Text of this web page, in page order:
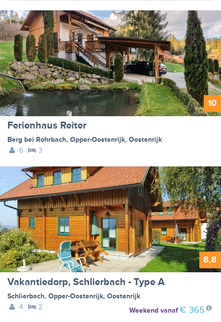
10
Ferienhaus Reiter
Berg bei Rohrbach, Opper-Oostenrijk, Oostenrijk
6
3
8,8
Vakantiedorp, Schlierbach - Type A
Schlierbach, Opper-Oostenrijk, Oostenrijk
4
2 Weekendvanaf € 365